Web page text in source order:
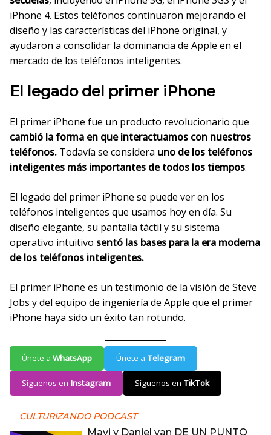
iPhone 4. Estos teléfonos continuaron mejorando el
diseño y las características del iPhone original, y
ayudaron a consolidar la dominancia de Apple en el
mercado de los teléfonos inteligentes.
El legado del primer iPhone
El primer iPhone fue un producto revolucionario que
cambió la forma en que interactuamos con nuestros
teléfonos. Todavía se considera uno de los teléfonos
inteligentes más importantes de todos los tiempos.
El legado del primer iPhone se puede ver en los
teléfonos inteligentes que usamos hoy en día. Su
diseño elegante, su pantalla táctil y su sistema
operativo intuitivo sentó las bases para la era moderna
de los teléfonos inteligentes.
El primer iPhone es un testimonio de la visión de Steve
Jobs y del equipo de ingeniería de Apple que el primer
iPhone haya sido un éxito tan rotundo.
Únete a WhatsApp Únete a Telegram
Síguenos en Instagram Síguenos en TikTok
CULTURIZANDO PODCAST
Mavi y Daniel van DE UN PUNTO